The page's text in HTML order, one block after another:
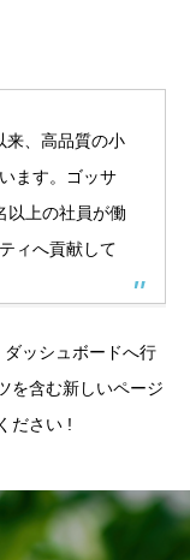
来、高品質の小
ます。ゴッサ
以上の社員が働
ィへ貢献して
ダッシュボードへ行
を含む新しいページ
ださい !